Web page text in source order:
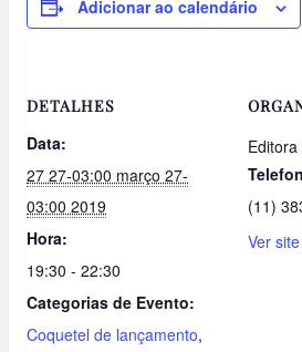
Adicionar ao calendário
DETALHES
Data:
27 27-03:00 março 27-
03:00 2019
Hora:
19:30 - 22:30
Categorias de Evento:
Coquetel de lançamento,
(11)
Ver